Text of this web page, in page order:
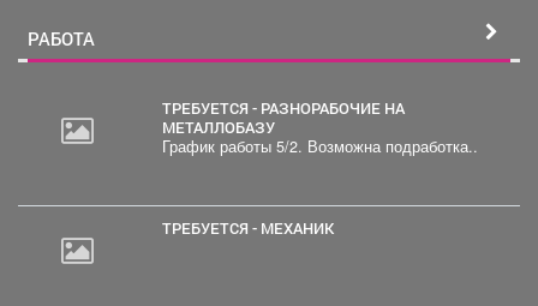
РАБОТА
ТРЕБУЕТСЯ - РАЗНОРАБОЧИЕ НА
МЕТАЛЛОБАЗУ
График работы 5/2. Возможна подработка..
ТРЕБУЕТСЯ - МЕХАНИК